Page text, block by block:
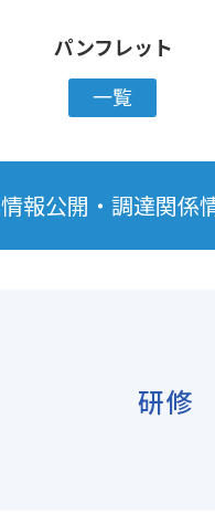
パンフレット
一覧
情報公開・調達関係
研修